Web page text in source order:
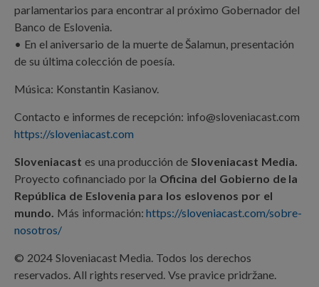
parlamentarios para encontrar al próximo Gobernador del
Banco de Eslovenia.
• En el aniversario de la muerte de Šalamun, presentación
de su última colección de poesía.
Música: Konstantin Kasianov.
Contacto e informes de recepción: info@sloveniacast.com
https://sloveniacast.com
Sloveniacast es una producción de Sloveniacast Media.
Proyecto cofinanciado por la Oficina del Gobierno de la
República de Eslovenia para los eslovenos por el
mundo. Más información:https://sloveniacast.com/sobre-
nosotros/
© 2024 Sloveniacast Media. Todos los derechos
reservados. All rights reserved. Vse pravice pridržane.